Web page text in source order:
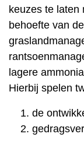
keuzes te laten
behoefte van
lagere
Hierbij spelen
de